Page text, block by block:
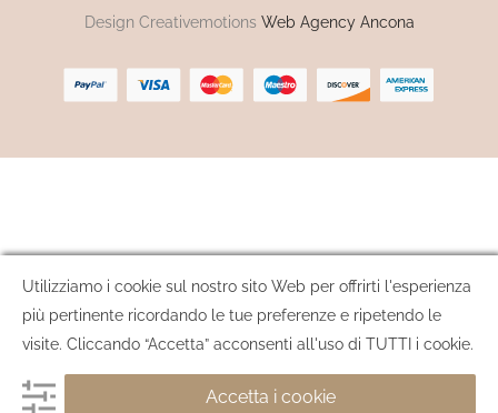
Design Creativemotions Web Agency Ancona
Utilizziamo i cookie sul nostro sito Web per offrirti l'esperienza
più pertinente ricordando le tue preferenze e ripetendo le
visite. Cliccando “Accetta” acconsenti all'uso di TUTTI i cookie.
Accetta i cookie